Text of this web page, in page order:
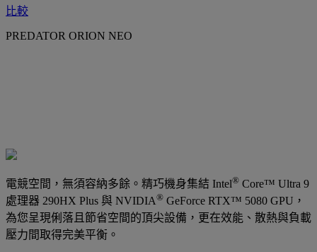
比較
PREDATOR ORION NEO
電競空間，無須容納多餘。精巧機身集結 Intel® Core™ Ultra 9
處理器 290HX Plus 與 NVIDIA® GeForce RTX™ 5080 GPU，
為您呈現俐落且節省空間的頂尖設備，更在效能、散熱與負載
壓力間取得完美平衡。